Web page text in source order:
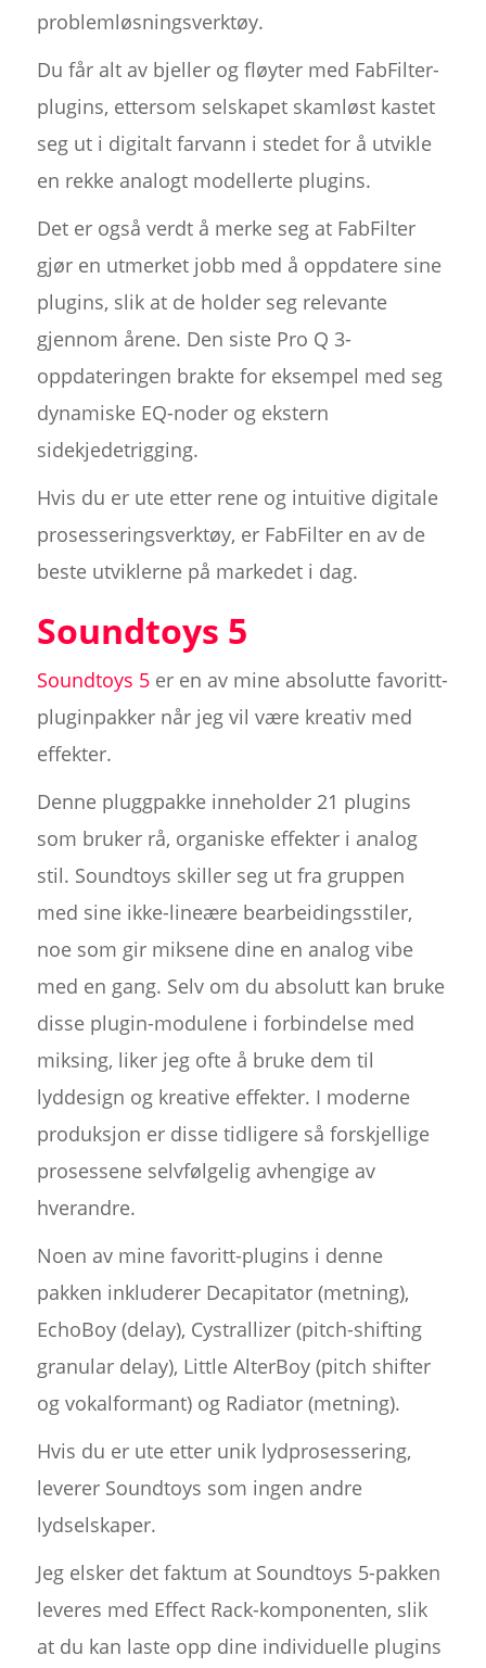
problemløsningsverktøy.
Du får alt av bjeller og fløyter med FabFilter-
plugins, ettersom selskapet skamløst kastet
seg ut i digitalt farvann i stedet for å utvikle
en rekke analogt modellerte plugins.
Det er også verdt å merke seg at FabFilter
gjør en utmerket jobb med å oppdatere sine
plugins, slik at de holder seg relevante
gjennom årene. Den siste Pro Q 3-
oppdateringen brakte for eksempel med seg
dynamiske EQ-noder og ekstern
sidekjedetrigging.
Hvis du er ute etter rene og intuitive digitale
prosesseringsverktøy, er FabFilter en av de
beste utviklerne på markedet i dag.
Soundtoys 5
Soundtoys 5er en av mine absolutte favoritt-
pluginpakker når jeg vil være kreativ med
effekter.
Denne pluggpakke inneholder 21 plugins
som bruker rå, organiske effekter i analog
stil. Soundtoys skiller seg ut fra gruppen
med sine ikke-lineære bearbeidingsstiler,
noe som gir miksene dine en analog vibe
med en gang. Selv om du absolutt kan bruke
disse plugin-modulene i forbindelse med
miksing, liker jeg ofte å bruke dem til
lyddesign og kreative effekter. I moderne
produksjon er disse tidligere så forskjellige
prosessene selvfølgelig avhengige av
hverandre.
Noen av mine favoritt-plugins i denne
pakken inkluderer Decapitator (metning),
EchoBoy (delay), Cystrallizer (pitch-shifting
granular delay), Little AlterBoy (pitch shifter
og vokalformant) og Radiator (metning).
Hvis du er ute etter unik lydprosessering,
leverer Soundtoys som ingen andre
lydselskaper.
Jeg elsker det faktum at Soundtoys 5-pakken
leveres med Effect Rack-komponenten, slik
at du kan laste opp dine individuelle plugins